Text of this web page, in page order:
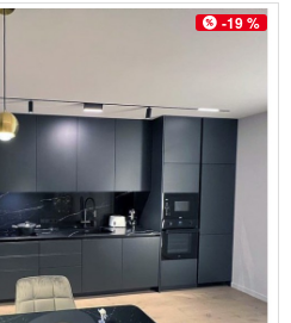
-19 %